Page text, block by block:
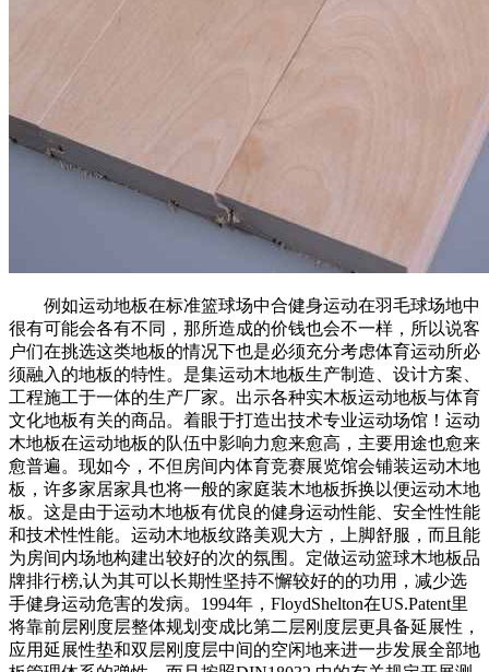
例如运动地板在标准篮球场中合健身运动在羽毛球场地中
很有可能会各有不同，那所造成的价钱也会不一样，所以说客
户们在挑选这类地板的情况下也是必须充分考虑体育运动所必
须融入的地板的特性。是集运动木地板生产制造、设计方案、
工程施工于一体的生产厂家。出示各种实木板运动地板与体育
文化地板有关的商品。着眼于打造出技术专业运动场馆！运动
木地板在运动地板的队伍中影响力愈来愈高，主要用途也愈来
愈普遍。现如今，不但房间内体育竞赛展览馆会铺装运动木地
板，许多家居家具也将一般的家庭装木地板拆换以便运动木地
板。这是由于运动木地板有优良的健身运动性能、安全性性能
和技术性性能。运动木地板纹路美观大方，上脚舒服，而且能
为房间内场地构建出较好的次的氛围。定做运动篮球木地板品
牌排行榜,认为其可以长期性坚持不懈较好的的功用，减少选
手健身运动危害的发病。1994年，FloydShelton在US.Patent里
将靠前层刚度层整体规划变成比第二层刚度层更具备延展性，
应用延展性垫和双层刚度层中间的空闲地来进一步发展全部地